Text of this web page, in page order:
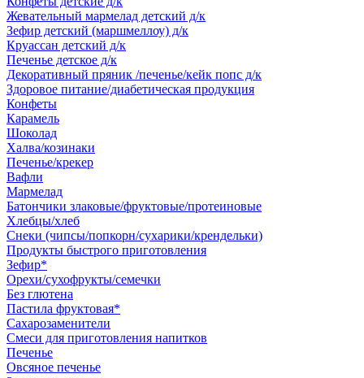
Жевательный мармелад детский д/к
Зефир детский (маршмеллоу) д/к
Круассан детский д/к
Печенье детское д/к
Декоративный пряник /печенье/кейк попс д/к
Здоровое питание/диабетическая продукция
Конфеты
Карамель
Шоколад
Халва/козинаки
Печенье/крекер
Вафли
Мармелад
Батончики злаковые/фруктовые/протеиновые
Хлебцы/хлеб
Снеки (чипсы/попкорн/сухарики/крендельки)
Продукты быстрого приготовления
Зефир*
Орехи/сухофрукты/семечки
Без глютена
Пастила фруктовая*
Сахарозаменители
Смеси для приготовления напитков
Печенье
Овсяное печенье